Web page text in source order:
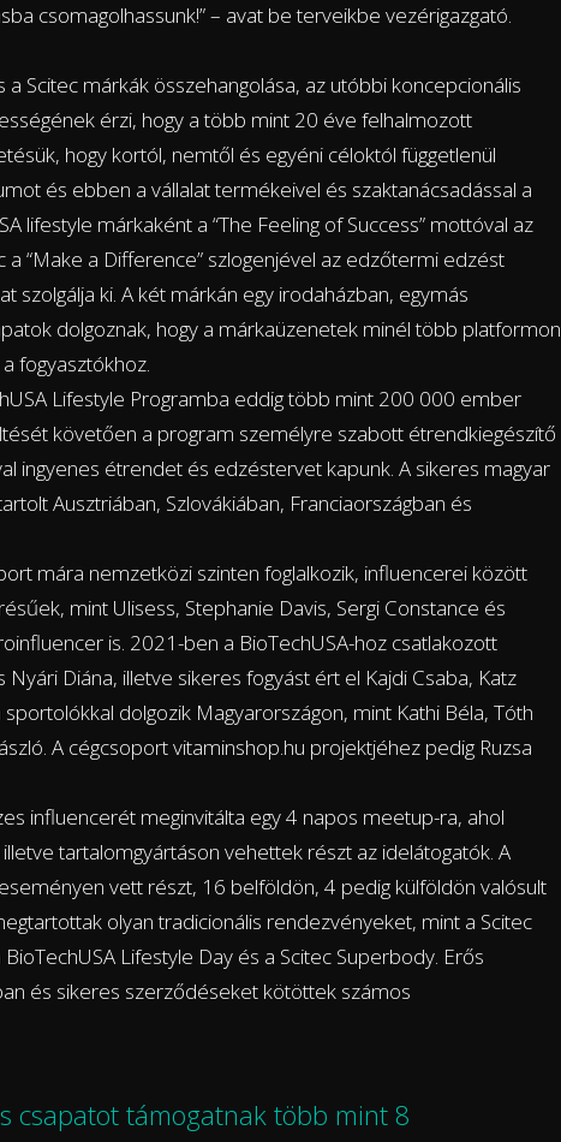
csomagolhassunk!” – avat be terveikbe vezérigazgató.
a Scitec márkák összehangolása, az utóbbi koncepcionális
érzi, hogy a több mint 20 éve felhalmozott
hogy kortól, nemtől és egyéni céloktól függetlenül
és ebben a vállalat termékeivel és szaktanácsadással a
lifestyle márkaként a “The Feeling of Success” mottóval az
“Make a Difference” szlogenjével az edzőtermi edzést
szolgálja ki. A két márkán egy irodaházban, egymás
dolgoznak, hogy a márkaüzenetek minél több platformon
fogyasztókhoz.
Lifestyle Programba eddig több mint 200 000 ember
követően a program személyre szabott étrendkiegészítő
ingyenes étrendet és edzéstervet kapunk. A sikeres magyar
Ausztriában, Szlovákiában, Franciaországban és
mára nemzetközi szinten foglalkozik, influencerei között
mint Ulisess, Stephanie Davis, Sergi Constance és
is. 2021-ben a BioTechUSA-hoz csatlakozott
Nyári Diána, illetve sikeres fogyást ért el Kajdi Csaba, Katz
dolgozik Magyarországon, mint Kathi Béla, Tóth
A cégcsoport vitaminshop.hu projektjéhez pedig Ruzsa
influencerét meginvitálta egy 4 napos meetup-ra, ahol
tartalomgyártáson vehettek részt az idelátogatók. A
vett részt, 16 belföldön, 4 pedig külföldön valósult
olyan tradicionális rendezvényeket, mint a Scitec
Lifestyle Day és a Scitec Superbody. Erős
és sikeres szerződéseket kötöttek számos
csapatot támogatnak több mint 8